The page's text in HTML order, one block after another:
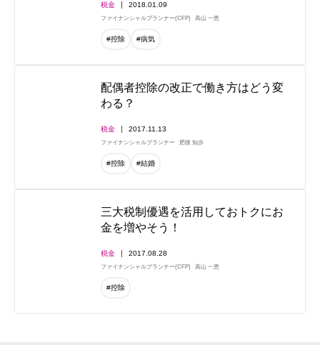
税金 2018.01.09
ファイナンシャルプランナー(CFP) 高山 一恵
#控除 #病気
配偶者控除の改正で働き方はどう変
わる？
税金 2017.11.13
ファイナンシャルプランナー 肥後 知歩
#控除 #結婚
三大税制優遇を活用しておトクにお
金を増やそう！
税金 2017.08.28
ファイナンシャルプランナー(CFP) 高山 一恵
#控除